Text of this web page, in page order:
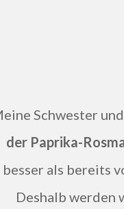
Schwester
der Paprika-
besser als bereits
Deshalb werden